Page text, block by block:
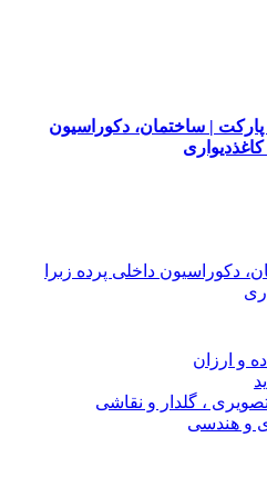
| ساختمان، دکوراسیون
و ارزان
، گلدار و نقاشی
و هندسی